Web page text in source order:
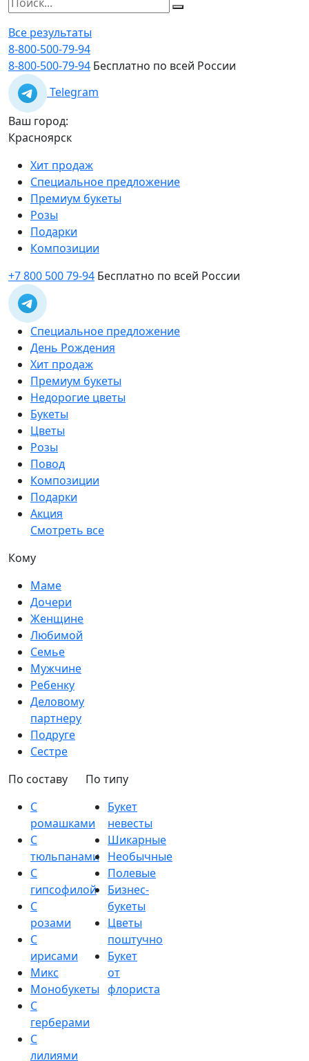
Все результаты
8-800-500-79-94
8-800-500-79-94 Бесплатно по всей России
Telegram
Ваш город:
Красноярск
Хит продаж
Специальное предложение
Премиум букеты
Розы
Подарки
Композиции
+7 800 500 79-94 Бесплатно по всей России
Специальное предложение
День Рождения
Хит продаж
Премиум букеты
Недорогие цветы
Букеты
Цветы
Розы
Повод
Композиции
Подарки
Акция
Смотреть все
Кому
Маме
Дочери
Женщине
Любимой
Семье
Мужчине
Ребенку
Деловому
партнеру
Подруге
Сестре
По составу
С
ромашками
С
тюльпанами
С
гипсофилой
С
розами
С
ирисами
Микс
Монобукеты
С
герберами
С
лилиями
По типу
Букет
невесты
Шикарные
Необычные
Полевые
Бизнес-
букеты
Цветы
поштучно
Букет
от
флориста